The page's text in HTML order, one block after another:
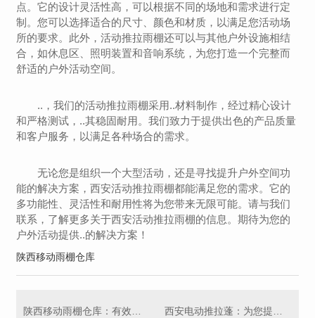
点。它的设计灵活性高，可以根据不同的场地和需求进行定
制。您可以选择适合的尺寸、颜色和材质，以满足您活动场
所的要求。此外，活动推拉雨棚还可以与其他户外设施相结
合，如休息区、照明装置和音响系统，为您打造一个完整而
舒适的户外活动空间。
..，我们的活动推拉雨棚采用..材料制作，经过精心设计
和严格测试，..其稳固耐用。我们致力于提供出色的产品质量
和客户服务，以满足各种场合的需求。
无论您是组织一个大型活动，还是寻找提升户外空间功
能的解决方案，西安活动推拉雨棚都能满足您的需求。它的
多功能性、灵活性和耐用性将为您带来无限可能。请与我们
联系，了解更多关于西安活动推拉雨棚的信息。期待为您的
户外活动提供..的解决方案！
陕西移动雨棚仓库